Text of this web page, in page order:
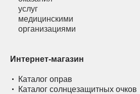
Интернет-магазин
Каталог оправ
Каталог солнцезащитных очков